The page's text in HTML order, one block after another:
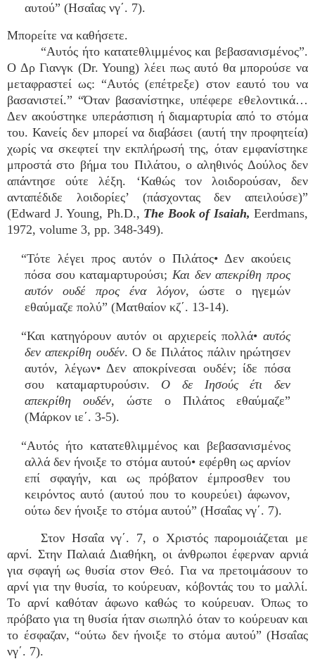
αυτού” (Ησαΐας νγ΄. 7).
Μπορείτε να καθήσετε.
“Αυτός ήτο κατατεθλιμμένος και βεβασανισμένος”.
Ο Δρ Γιανγκ (Dr. Young) λέει πως αυτό θα μπορούσε να
μεταφραστεί ως: “Αυτός (επέτρεξε) στον εαυτό του να
βασανιστεί.” “Όταν βασανίστηκε, υπέφερε εθελοντικά…
Δεν ακούστηκε υπεράσπιση ή διαμαρτυρία από το στόμα
του. Κανείς δεν μπορεί να διαβάσει (αυτή την προφητεία)
χωρίς να σκεφτεί την εκπλήρωσή της, όταν εμφανίστηκε
μπροστά στο βήμα του Πιλάτου, ο αληθινός Δούλος δεν
απάντησε ούτε λέξη. ‘Καθώς τον λοιδορούσαν, δεν
ανταπέδιδε λοιδορίες’ (πάσχοντας δεν απειλούσε)”
(Edward J. Young, Ph.D., The Book of Isaiah, Eerdmans,
1972, volume 3, pp. 348-349).
“Τότε λέγει προς αυτόν ο Πιλάτος• Δεν ακούεις
πόσα σου καταμαρτυρούσι; Και δεν απεκρίθη προς
αυτόν ουδέ προς ένα λόγον, ώστε ο ηγεμών
εθαύμαζε πολύ” (Ματθαίον κζ΄. 13-14).
“Και κατηγόρουν αυτόν οι αρχιερείς πολλά• αυτός
δεν απεκρίθη ουδέν. Ο δε Πιλάτος πάλιν ηρώτησεν
αυτόν, λέγων• Δεν αποκρίνεσαι ουδέν; ίδε πόσα
σου καταμαρτυρούσιν. Ο δε Ιησούς έτι δεν
απεκρίθη ουδέν, ώστε ο Πιλάτος εθαύμαζε”
(Μάρκον ιε΄. 3-5).
“Αυτός ήτο κατατεθλιμμένος και βεβασανισμένος
αλλά δεν ήνοιξε το στόμα αυτού• εφέρθη ως αρνίον
επί σφαγήν, και ως πρόβατον έμπροσθεν του
κειρόντος αυτό (αυτού που το κουρεύει) άφωνον,
ούτω δεν ήνοιξε το στόμα αυτού” (Ησαΐας νγ΄. 7).
Στον Ησαΐα νγ΄. 7, ο Χριστός παρομοιάζεται με
αρνί. Στην Παλαιά Διαθήκη, οι άνθρωποι έφερναν αρνιά
για σφαγή ως θυσία στον Θεό. Για να πρετοιμάσουν το
αρνί για την θυσία, το κούρευαν, κόβοντάς του το μαλλί.
Το αρνί καθόταν άφωνο καθώς το κούρευαν. Όπως το
πρόβατο για τη θυσία ήταν σιωπηλό όταν το κούρευαν και
το έσφαζαν, “ούτω δεν ήνοιξε το στόμα αυτού” (Ησαΐας
νγ΄. 7).